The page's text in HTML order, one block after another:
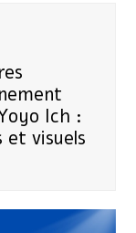
Ich :
visuels